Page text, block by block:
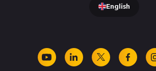
English
instagram
facebook
x
linkedin
youtube